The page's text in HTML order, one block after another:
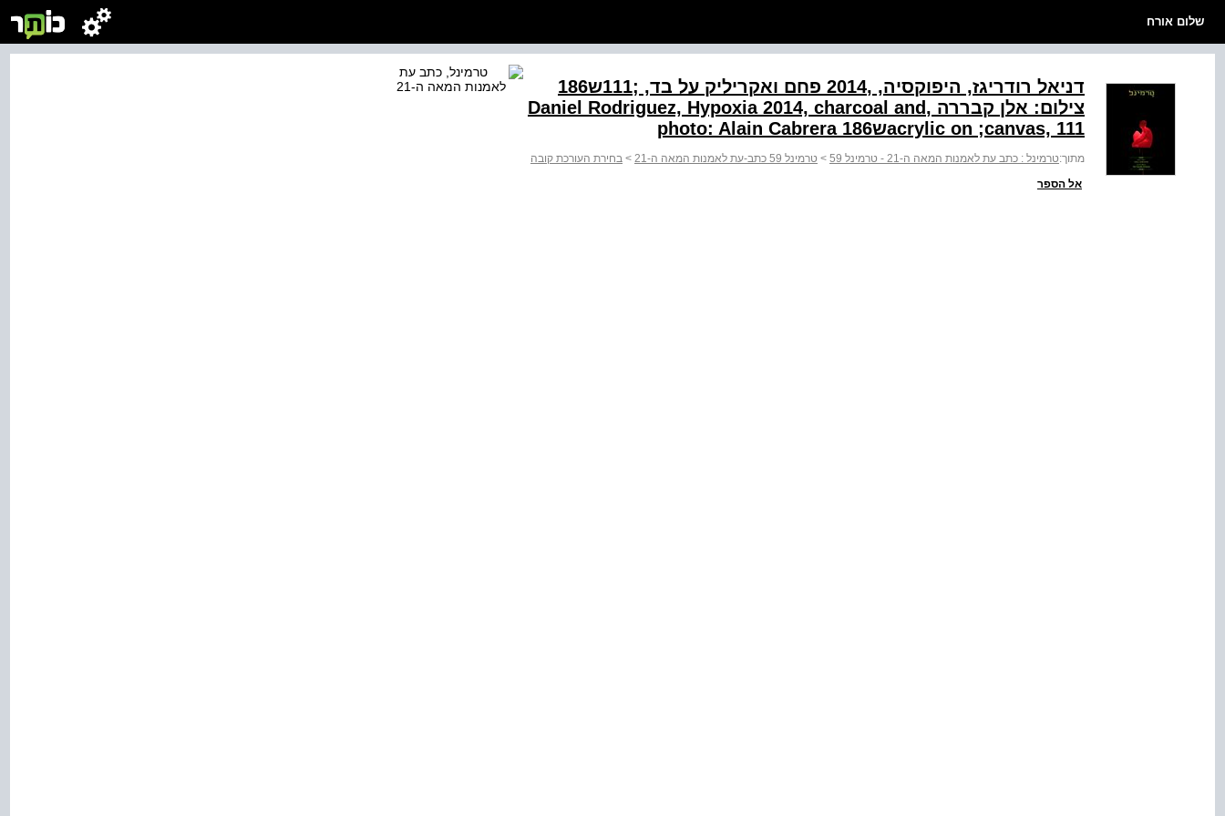
שלום אורח
דניאל רודריגז, היפוקסיה, ,2014 פחם ואקריליק על בד, ;111ש186
צילום: אלן קבררה ,Daniel Rodriguez, Hypoxia 2014, charcoal and
acrylic on ;canvas, 111ש186 photo: Alain Cabrera
מתוך:טרמינל : כתב עת לאמנות המאה ה-21 - טרמינל 59 > טרמינל 59 כתב-עת לאמנות המאה ה-21 > בחירת העורכת קובה
אל הספר